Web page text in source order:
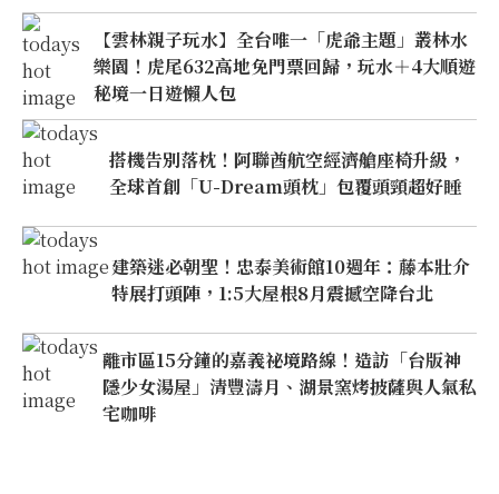
【雲林親子玩水】全台唯一「虎爺主題」叢林水
樂園！虎尾632高地免門票回歸，玩水＋4大順遊
秘境一日遊懶人包
搭機告別落枕！阿聯酋航空經濟艙座椅升級，
全球首創「U-Dream頭枕」包覆頭頸超好睡
建築迷必朝聖！忠泰美術館10週年：藤本壯介
特展打頭陣，1:5大屋根8月震撼空降台北
離市區15分鐘的嘉義祕境路線！造訪「台版神
隱少女湯屋」清豐濤月、湖景窯烤披薩與人氣私
宅咖啡